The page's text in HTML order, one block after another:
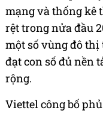
mạng và thống kê
rệt trong nửa đầu
một số vùng đô
đạt con số đủ nền
rộng.
Viettel công bố